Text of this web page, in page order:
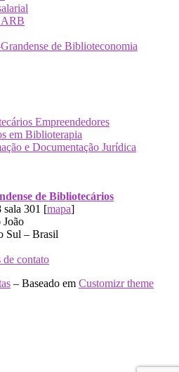
ARB
de Biblioteconomia
Empreendedores
em Biblioterapia
e Documentação Jurídica
de Bibliotecários
sala 301 [mapa]
Sul – Brasil
de contato
– Baseado em Customizr theme